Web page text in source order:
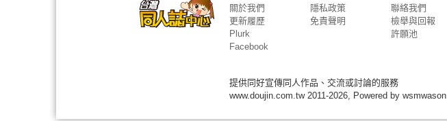
關於我們
更新履歷
Plurk
Facebook
隱私政策
免責聲明
聯絡我們
檢舉與回報
許願池
提供同好宣傳同人作品、交流或討論的服務
www.doujin.com.tw 2011-2026, Powered by wsmwason